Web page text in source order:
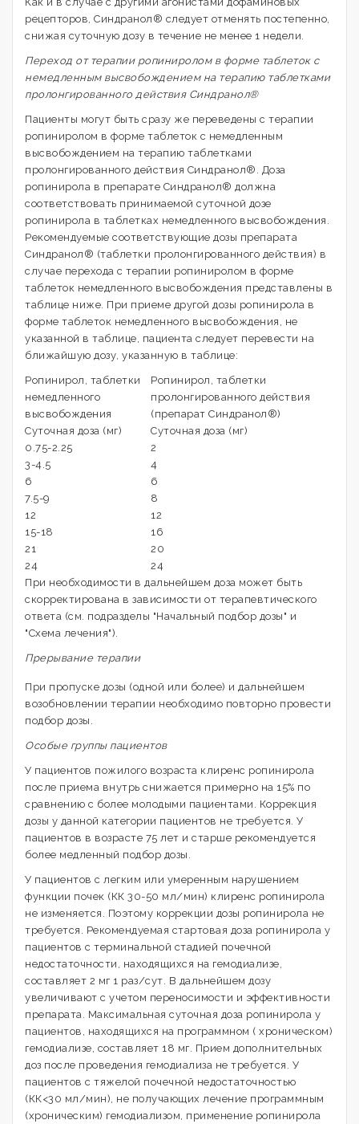
рецепторов, Синдранол® следует отменять постепенно,
снижая суточную дозу в течение не менее 1 недели.
Переход от терапии ропиниролом в форме таблеток с
немедленным высвобождением на терапию таблетками
пролонгированного действия Синдранол®
Пациенты могут быть сразу же переведены с терапии
ропиниролом в форме таблеток с немедленным
высвобождением на терапию таблетками
пролонгированного действия Синдранол®. Доза
ропинирола в препарате Синдранол® должна
соответствовать принимаемой суточной дозе
ропинирола в таблетках немедленного высвобождения.
Рекомендуемые соответствующие дозы препарата
Синдранол® (таблетки пролонгированного действия) в
случае перехода с терапии ропиниролом в форме
таблеток немедленного высвобождения представлены в
таблице ниже. При приеме другой дозы ропинирола в
форме таблеток немедленного высвобождения, не
указанной в таблице, пациента следует перевести на
ближайшую дозу, указанную в таблице:
Ропинирол, таблетки
немедленного
высвобождения
Суточная доза (мг)
Ропинирол, таблетки
пролонгированного действия
(препарат Синдранол®)
Суточная доза (мг)
0.75-2.25
2
3-4.5
4
6
6
7.5-9
8
12
12
15-18
16
21
20
24
24
При необходимости в дальнейшем доза может быть
скорректирована в зависимости от терапевтического
ответа (см. подразделы "Начальный подбор дозы" и
"Схема лечения").
Прерывание терапии
При пропуске дозы (одной или более) и дальнейшем
возобновлении терапии необходимо повторно провести
подбор дозы.
Особые группы пациентов
У пациентов пожилого возраста клиренс ропинирола
после приема внутрь снижается примерно на 15% по
сравнению с более молодыми пациентами. Коррекция
дозы у данной категории пациентов не требуется. У
пациентов в возрасте 75 лет и старше рекомендуется
более медленный подбор дозы.
У пациентов с легким или умеренным нарушением
функции почек (КК 30-50 мл/мин) клиренс ропинирола
не изменяется. Поэтому коррекции дозы ропинирола не
требуется. Рекомендуемая стартовая доза ропинирола у
пациентов с терминальной стадией почечной
недостаточности, находящихся на гемодиализе,
составляет 2 мг 1 раз/сут. В дальнейшем дозу
увеличивают с учетом переносимости и эффективности
препарата. Максимальная суточная доза ропинирола у
пациентов, находящихся на программном ( хроническом)
гемодиализе, составляет 18 мг. Прием дополнительных
доз после проведения гемодиализа не требуется. У
пациентов с тяжелой почечной недостаточностью
(КК<30 мл/мин), не получающих лечение программным
(хроническим) гемодиализом, применение ропинирола